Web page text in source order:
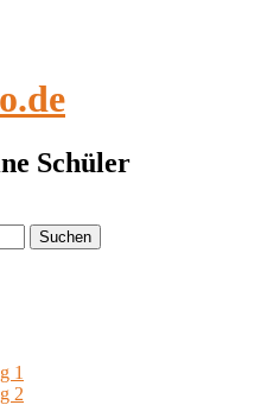
Schüler
1
2